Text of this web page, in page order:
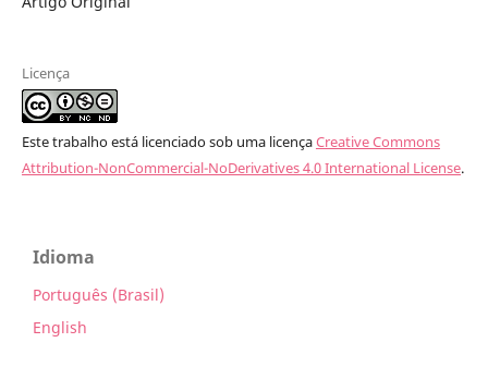
Licença
Este trabalho está licenciado sob uma licençaCreative Commons
Attribution-NonCommercial-NoDerivatives 4.0 International License.
Idioma
Português (Brasil)
English